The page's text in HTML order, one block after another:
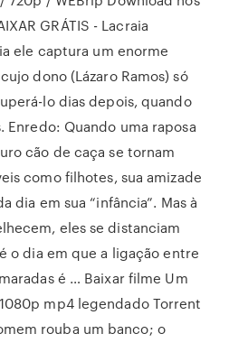
GRÁTIS - Lacraia
ele captura um enorme
dono (Lázaro Ramos) só
lo dias depois, quando
Enredo: Quando uma raposa
cão de caça se tornam
como filhotes, sua amizade
dia em sua “infância”. Mas à
eles se distanciam
o dia em que a ligação entre
é … Baixar filme Um
mp4 legendado Torrent
rouba um banco; o